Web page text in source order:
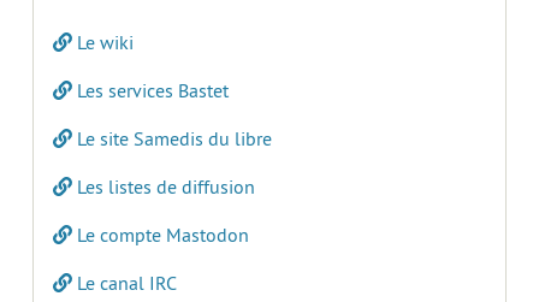
Le wiki
Les services Bastet
Le site Samedis du libre
Les listes de diffusion
Le compte Mastodon
Le canal IRC